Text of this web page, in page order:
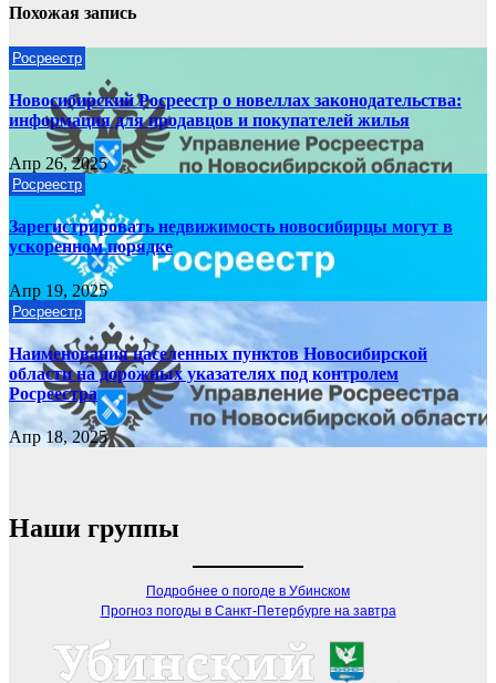
Похожая запись
Росреестр
Новосибирский Росреестр о новеллах законодательства:
информация для продавцов и покупателей жилья
Апр 26, 2025
Росреестр
Зарегистрировать недвижимость новосибирцы могут в
ускоренном порядке
Апр 19, 2025
Росреестр
Наименования населенных пунктов Новосибирской
области на дорожных указателях под контролем
Росреестра
Апр 18, 2025
Наши группы
Подробнее о погоде в Убинском
Прогноз погоды в Санкт-Петербурге на завтра